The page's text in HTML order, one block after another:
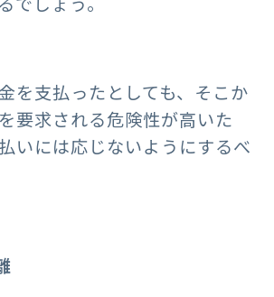
を支払ったとしても、そこか
要求される危険性が高いた
いには応じないようにするべ